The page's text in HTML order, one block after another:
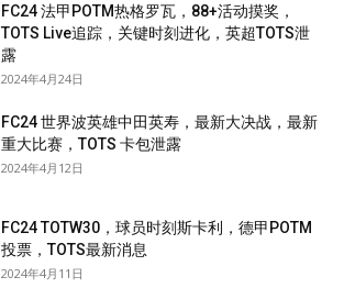
FC24 法甲POTM热格罗瓦，88+活动摸奖，
TOTS Live追踪，关键时刻进化，英超TOTS泄
露
2024年4月24日
FC24 世界波英雄中田英寿，最新大决战，最新
重大比赛，TOTS 卡包泄露
2024年4月12日
FC24 TOTW30，球员时刻斯卡利，德甲POTM
投票，TOTS最新消息
2024年4月11日